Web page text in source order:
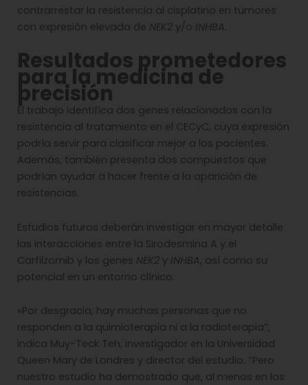
contrarrestar la resistencia al cisplatino en tumores
con expresión elevada de NEK2 y/o INHBA.
Resultados prometedores
para la medicina de
precisión
El trabajo identifica dos genes relacionados con la
resistencia al tratamiento en el CECyC, cuya expresión
podría servir para clasificar mejor a los pacientes.
Además, también presenta dos compuestos que
podrían ayudar a hacer frente a la aparición de
resistencias.
Estudios futuros deberán investigar en mayor detalle
las interacciones entre la Sirodesmina A y el
Carfilzomib y los genes NEK2 y INHBA, así como su
potencial en un entorno clínico.
«Por desgracia, hay muchas personas que no
responden a la quimioterapia ni a la radioterapia”,
indica Muy-Teck Teh, investigador en la Universidad
Queen Mary de Londres y director del estudio. “Pero
nuestro estudio ha demostrado que, al menos en los